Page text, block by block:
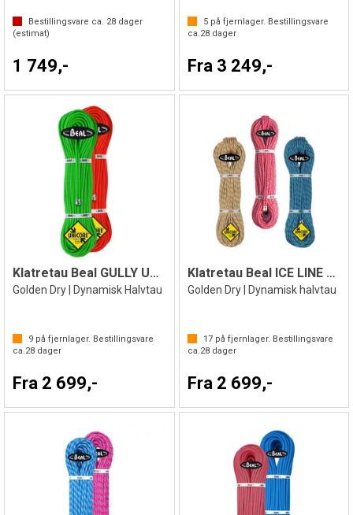
Bestillingsvare ca. 28 dager
(estimat)
1 749,-
5på fjernlager. Bestillingsvare
ca. 28dager
Fra 3 249,-
Klatretau Beal GULLY Unicore 7,3mm
Golden Dry | Dynamisk Halvtau
9 på fjernlager. Bestillingsvare
ca. 28 dager
Fra 2 699,-
Klatretau Beal ICE LINE 8,1mm
Golden Dry | Dynamisk halvtau
17på fjernlager. Bestillingsvare
ca. 28dager
Fra 2 699,-